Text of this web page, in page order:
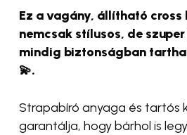
Ez a vagány, állítható
nemcsak stílusos, de
mindig biztonságban
💫.
Strapabíró anyaga és tartós
garantálja, hogy bárhol is